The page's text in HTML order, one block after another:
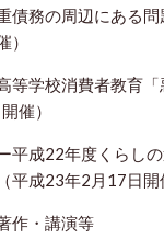
債務の周辺にある
等学校消費者教育「
催）
平成22年度くらし
平成23年2月17日開
作・講演等